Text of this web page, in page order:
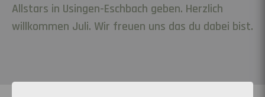
Allstars in Usingen-Eschbach geben. Herzlich
willkommen Juli. Wir freuen uns das du dabei bist.